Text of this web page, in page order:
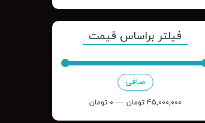
رازی
فیلتر براساس قیمت
صافی
0 تومان — 45,000,000 تومان